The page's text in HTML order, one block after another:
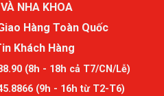
NHA KHOA
Hàng Toàn Quốc
Khách Hàng
(8h - 18h cả T7/CN/Lễ)
(9h - 16h từ T2-T6)